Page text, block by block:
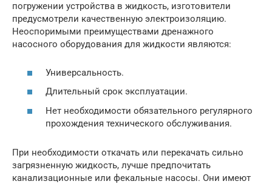
погружении устройства в жидкость, изготовители
предусмотрели качественную электроизоляцию.
Неоспоримыми преимуществами дренажного
насосного оборудования для жидкости являются:
Универсальность.
Длительный срок эксплуатации.
Нет необходимости обязательного регулярного
прохождения технического обслуживания.
При необходимости откачать или перекачать сильно
загрязненную жидкость, лучше предпочитать
канализационные или фекальные насосы. Они имеют